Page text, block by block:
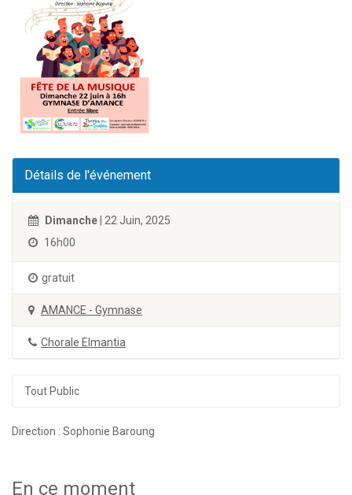
Détails de l'événement
Dimanche | 22 Juin, 2025
16h00
gratuit
AMANCE - Gymnase
Chorale Elmantia
Tout Public
Direction : Sophonie Baroung
En ce moment